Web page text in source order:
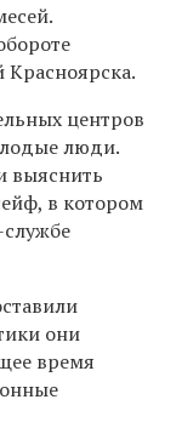
Красноярска.
центров
люди.
выяснить
в котором
они
время